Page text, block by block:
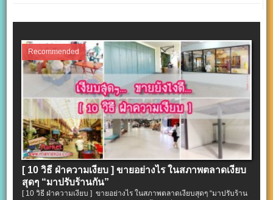
Recommended
[ 10 วิธี ฝ่าความเงียบ ] ขายอย่างไร ในสภาพตลาดเงียบ
สุดๆ “มาปรับร้านกัน”
[ 10 วิธี ฝ่าความเงียบ ] ขายอย่างไร ในสภาพตลาดเงียบสุดๆ “มาปรับร้าน